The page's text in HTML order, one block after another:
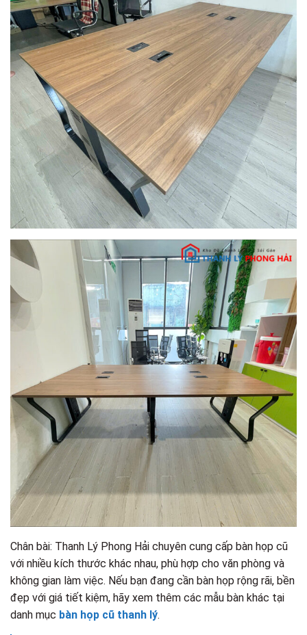
Chân bài: Thanh Lý Phong Hải chuyên cung cấp bàn họp cũ
với nhiều kích thước khác nhau, phù hợp cho văn phòng và
không gian làm việc. Nếu bạn đang cần bàn họp rộng rãi, bền
đẹp với giá tiết kiệm, hãy xem thêm các mẫu bàn khác tại
danh mục bàn họp cũ thanh lý.